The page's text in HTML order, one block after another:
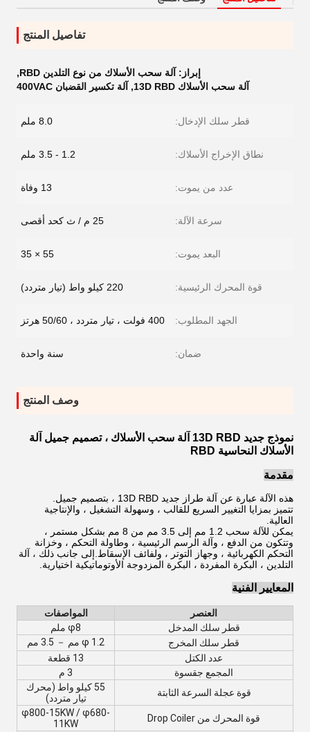
تفاصيل المنتج
إبراز: آلة سحب الأسلاك من نوع التلدين RBD
,
آلة سحب الأسلاك 13D RBD
, آلة تكسير القضبان 400VAC
قطر سلك الإدخال: 8.0 ملم
نطاق الإخراج الأسلاك: 1.2 - 3.5 ملم
عدد من يموت: 13 وفاة
سرعة الآلة: 25 م / ث كحد أقصى
البعد يموت: 55 × 35
قوة المحرك الرئيسية: 220 كيلو واط (تيار متردد)
الجهد المطلوب: 400 فولت ، تيار متردد ، 50/60 هرتز
ضمان: سنة واحدة
وصف المنتج
نموذج جديد 13D RBD آلة سحب الأسلاك ، تصميم جميل آلة
الأسلاك النحاسية RBD
مقدمة
هذه الآلة عبارة عن آلة طراز جديد 13D RBD ، بتصميم جميل.
تتميز بمزايا التغيير السريع للقالب ، وسهولة التشغيل ، والإنتاجية
العالية.
يمكن للآلة سحب 1.2 مم إلى 3.5 مم من 8 مم بشكل مستمر ،
وتتكون من الدفع ، وآلة الرسم الرئيسية ، وطاولة التحكم ، وخزانة
التحكم الكهربائية ، وجهاز التوتر ، ولفائف الإسقاط.إلى جانب ذلك ، آلة
التلدين ، البكرة المفردة ، البكرة المزدوجة الأوتوماتيكية اختيارية.
المعايير الفنية
العنصر
المواصفات
قطر سلك المدخل
φ8 ملم
قطر سلك المخرج
φ 1.2 مم － 3.5 مم
عدد الكتل
13 قطعة
المجمع جقسوة
3 م
قوة عجلة السرعة الثابتة
55 كيلو واط (محرك
تيار متردد)
قوة المحرك من Drop Coiler
φ800-15KW / φ680-
11KW